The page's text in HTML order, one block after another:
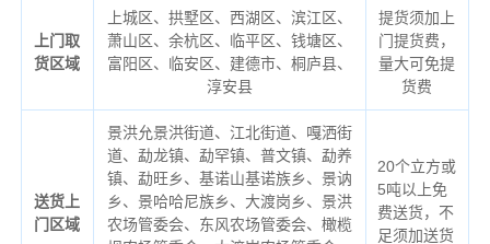
上门取
货区域
上城区、拱墅区、西湖区、滨江区、
萧山区、余杭区、临平区、钱塘区、
富阳区、临安区、建德市、桐庐县、
淳安县
提货须加上
门提货费，
量大可免提
货费
送货上
门区域
景洪允景洪街道、江北街道、嘎洒街
道、勐龙镇、勐罕镇、普文镇、勐养
镇、勐旺乡、基诺山基诺族乡、景讷
乡、景哈哈尼族乡、大渡岗乡、景洪
农场管委会、东风农场管委会、橄榄
20个立方或
5吨以上免
费送货，不
足须加送货